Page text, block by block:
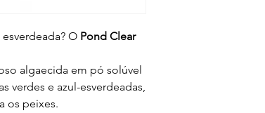
O Pond Clear
algaecida em pó solúvel
verdes e azul-esverdeadas,
os peixes.